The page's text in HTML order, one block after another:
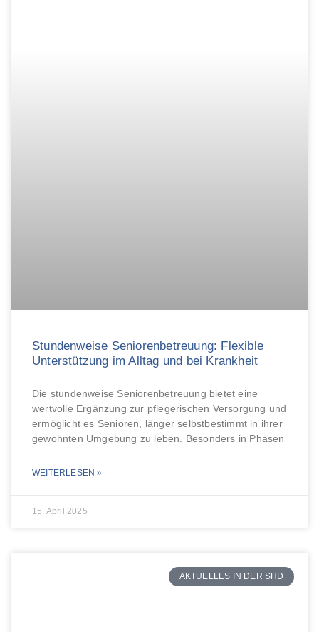
Stundenweise Seniorenbetreuung: Flexible
Unterstützung im Alltag und bei Krankheit
Die stundenweise Seniorenbetreuung bietet eine
wertvolle Ergänzung zur pflegerischen Versorgung und
ermöglicht es Senioren, länger selbstbestimmt in ihrer
gewohnten Umgebung zu leben. Besonders in Phasen
WEITERLESEN »
15. April 2025
AKTUELLES IN DER SHD